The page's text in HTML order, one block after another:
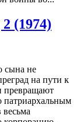
(1974)
сына не
на пути к
превращают